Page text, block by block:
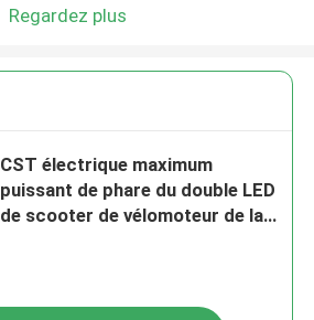
Regardez plus
CST électrique maximum
puissant de phare du double LED
de scooter de vélomoteur de la